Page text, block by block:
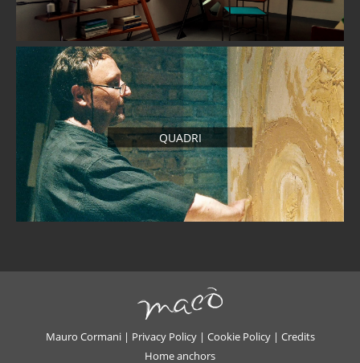
QUADRI
Mauro Cormani | Privacy Policy| Cookie Policy| Credits
Home anchors